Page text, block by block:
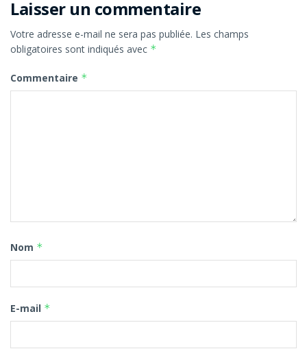
Laisser un commentaire
Votre adresse e-mail ne sera pas publiée. Les champs
obligatoires sont indiqués avec *
Commentaire *
Nom *
E-mail *